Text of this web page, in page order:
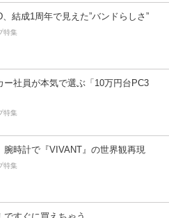
結成1周年で見えた”バンドらしさ”
特集
ー社員が本気で選ぶ「10万円台PC3
特集
腕時計で『VIVANT』の世界観再現
特集
ですぐに買えちゃう